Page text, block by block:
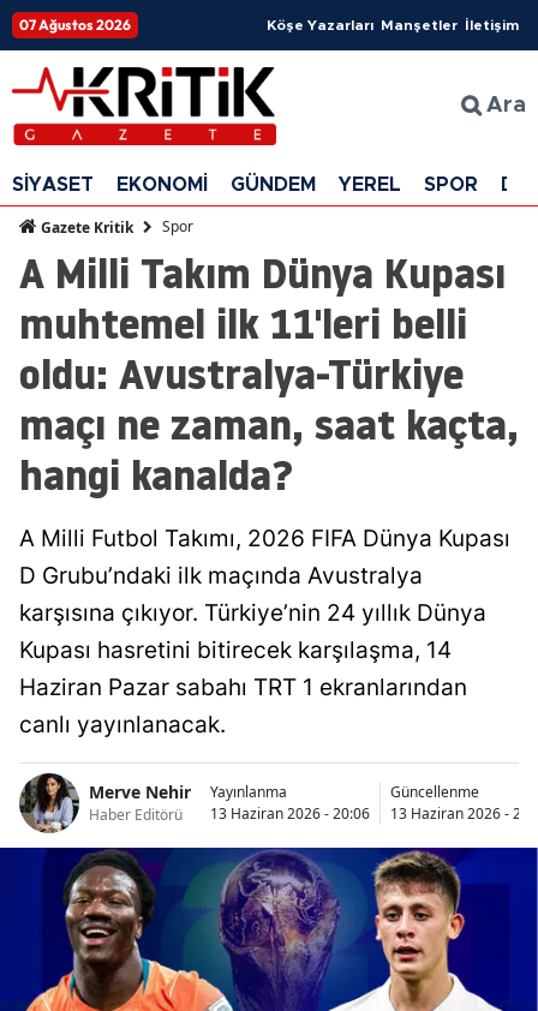
07 Ağustos 2026 Köşe Yazarları Manşetler İletişim
Ara
SİYASET EKONOMİ GÜNDEM YEREL SPOR
Gazete Kritik Spor
A Milli Takım Dünya Kupası
muhtemel ilk 11'leri belli
oldu: Avustralya-Türkiye
maçı ne zaman, saat kaçta,
hangi kanalda?
A Milli Futbol Takımı, 2026 FIFA Dünya Kupası
D Grubu’ndaki ilk maçında Avustralya
karşısına çıkıyor. Türkiye’nin 24 yıllık Dünya
Kupası hasretini bitirecek karşılaşma, 14
Haziran Pazar sabahı TRT 1 ekranlarından
canlı yayınlanacak.
Merve Nehir
Haber Editörü
Yayınlanma
13 Haziran 2026 - 20:06
Güncellenme
13 Haziran 2026 -